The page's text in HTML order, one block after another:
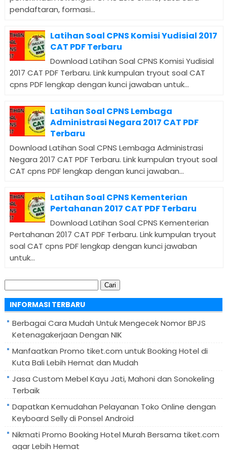
pendaftaran, formasi...
Latihan Soal CPNS Komisi Yudisial 2017
CAT PDF Terbaru
Download Latihan Soal CPNS Komisi Yudisial
2017 CAT PDF Terbaru. Link kumpulan tryout soal CAT
cpns PDF lengkap dengan kunci jawaban untuk...
Latihan Soal CPNS Lembaga
Administrasi Negara 2017 CAT PDF
Terbaru
Download Latihan Soal CPNS Lembaga Administrasi
Negara 2017 CAT PDF Terbaru. Link kumpulan tryout soal
CAT cpns PDF lengkap dengan kunci jawaban...
Latihan Soal CPNS Kementerian
Pertahanan 2017 CAT PDF Terbaru
Download Latihan Soal CPNS Kementerian
Pertahanan 2017 CAT PDF Terbaru. Link kumpulan tryout
soal CAT cpns PDF lengkap dengan kunci jawaban
untuk...
untuk:
INFORMASI TERBARU
Berbagai Cara Mudah Untuk Mengecek Nomor BPJS
Ketenagakerjaan Dengan NIK
Manfaatkan Promo tiket.com untuk Booking Hotel di
Kuta Bali Lebih Hemat dan Mudah
Jasa Custom Mebel Kayu Jati, Mahoni dan Sonokeling
Terbaik
Dapatkan Kemudahan Pelayanan Toko Online dengan
Keyboard Selly di Ponsel Android
Nikmati Promo Booking Hotel Murah Bersama tiket.com
agar Lebih Hemat